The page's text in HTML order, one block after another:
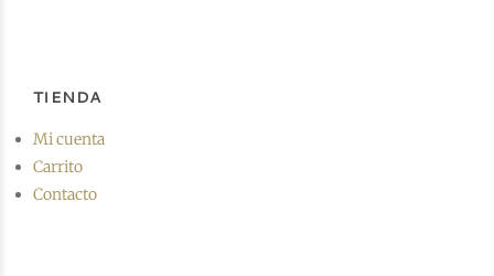
TIENDA
Mi cuenta
Carrito
Contacto